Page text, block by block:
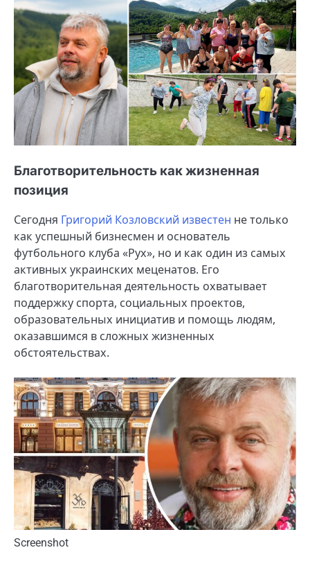
Благотворительность как жизненная
позиция
Сегодня Григорий Козловский известен не только
как успешный бизнесмен и основатель
футбольного клуба «Рух», но и как один из самых
активных украинских меценатов. Его
благотворительная деятельность охватывает
поддержку спорта, социальных проектов,
образовательных инициатив и помощь людям,
оказавшимся в сложных жизненных
обстоятельствах.
Screenshot